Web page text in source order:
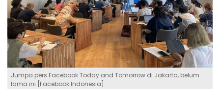
Jumpa pers Facebook Today and Tomorrow di Jakarta, belum
lama ini [Facebook Indonesia]